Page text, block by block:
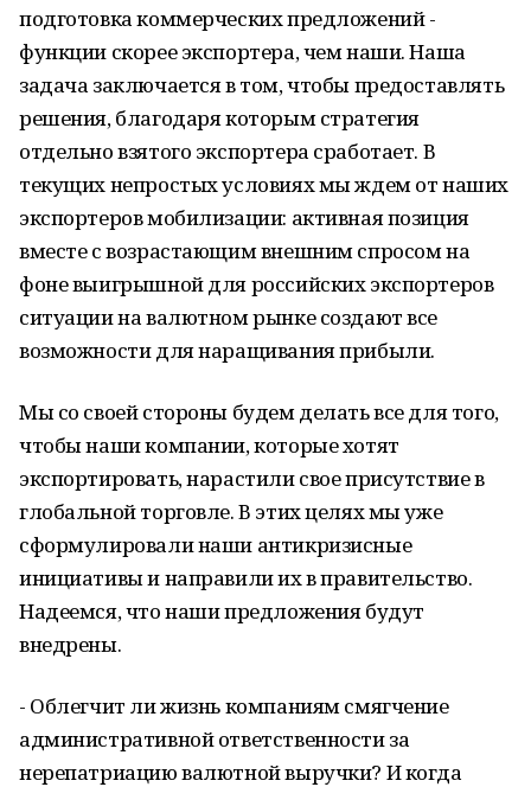
подготовка коммерческих предложений -
функции скорее экспортера, чем наши. Наша
задача заключается в том, чтобы предоставлять
решения, благодаря которым стратегия
отдельно взятого экспортера сработает. В
текущих непростых условиях мы ждем от наших
экспортеров мобилизации: активная позиция
вместе с возрастающим внешним спросом на
фоне выигрышной для российских экспортеров
ситуации на валютном рынке создают все
возможности для наращивания прибыли.
Мы со своей стороны будем делать все для того,
чтобы наши компании, которые хотят
экспортировать, нарастили свое присутствие в
глобальной торговле. В этих целях мы уже
сформулировали наши антикризисные
инициативы и направили их в правительство.
Надеемся, что наши предложения будут
внедрены.
- Облегчит ли жизнь компаниям смягчение
административной ответственности за
нерепатриацию валютной выручки? И когда